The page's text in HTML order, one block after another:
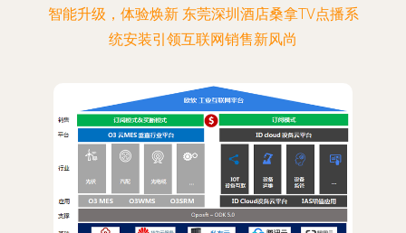
智能升级，体验焕新 东莞深圳酒店桑拿TV点播系
统安装引领互联网销售新风尚